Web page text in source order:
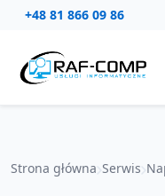
+48 81 866 09 86
Strona główna Serwis